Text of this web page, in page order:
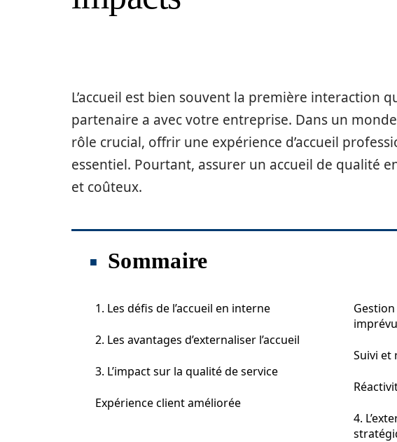
L’accueil est bien souvent la première interaction
partenaire a avec votre entreprise. Dans un
rôle crucial, offrir une expérience d’accueil
essentiel. Pourtant, assurer un accueil de qualité
et coûteux.
Sommaire
1. Les défis de l’accueil en interne
2. Les avantages d’externaliser l’accueil
3. L’impact sur la qualité de service
Expérience client améliorée
Suivi et
4.